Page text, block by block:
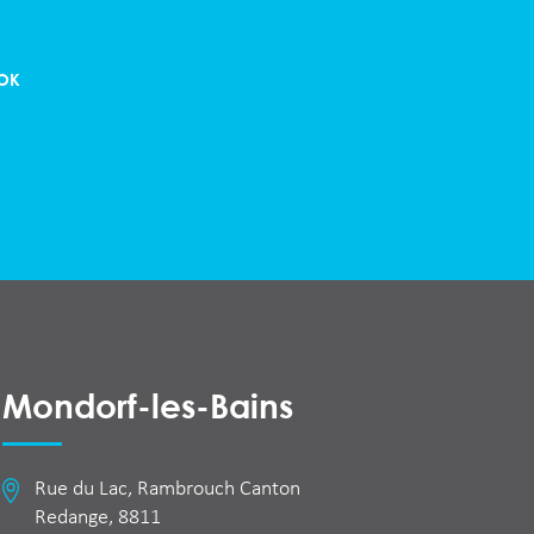
Mondorf-les-Bains
Rue du Lac, Rambrouch Canton
Redange, 8811